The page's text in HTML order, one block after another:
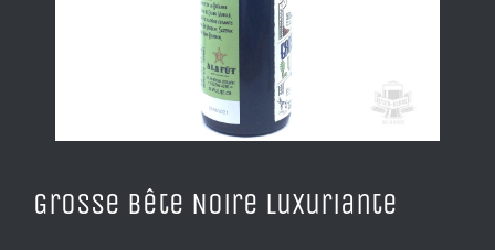
Grosse Bête Noire Luxuriante